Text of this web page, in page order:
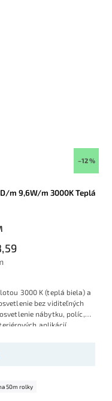
–12 %
m 9,6W/m 3000K Teplá
3000 K (teplá biela) a
bez viditeľných
nábytku, políc,
aplikácií.
50m rolky